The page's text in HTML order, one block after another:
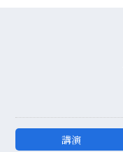
講演